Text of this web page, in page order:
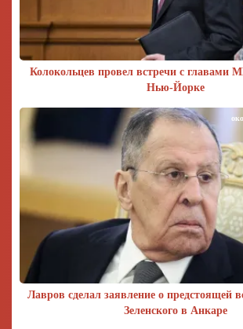
Колокольцев провел встречи с главами
Нью-Йорке
Лавров сделал заявление о предстоящей
Зеленского в Анкаре